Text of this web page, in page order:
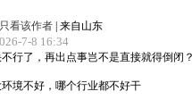
只看该作者 来自山东
7-8 16:34
行了，再出点事岂不是直接就得倒闭
境不好，哪个行业都不好干